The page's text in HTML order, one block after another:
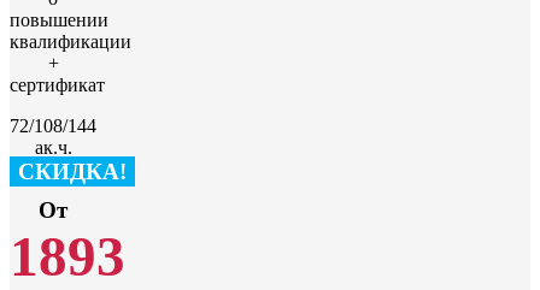
повышении
квалификации
+
сертификат
72/108/144
ак.ч.
СКИДКА!
От
1893